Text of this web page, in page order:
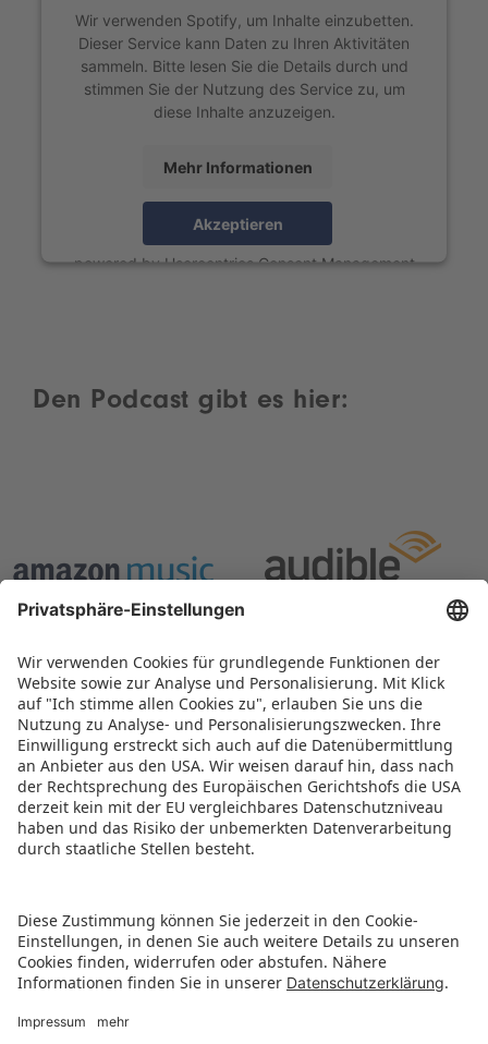
Wir verwenden Spotify, um Inhalte einzubetten.
Dieser Service kann Daten zu Ihren Aktivitäten
sammeln. Bitte lesen Sie die Details durch und
stimmen Sie der Nutzung des Service zu, um
diese Inhalte anzuzeigen.
Mehr Informationen
Akzeptieren
powered byUsercentrics Consent Management
Den Podcast gibt es hier: